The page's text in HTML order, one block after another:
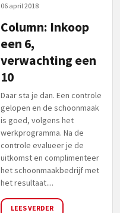
06 april 2018
Column: Inkoop
een 6,
verwachting een
10
Daar sta je dan. Een controle
gelopen en de schoonmaak
is goed, volgens het
werkprogramma. Na de
controle evalueer je de
uitkomst en complimenteer
het schoonmaakbedrijf met
het resultaat....
LEES VERDER